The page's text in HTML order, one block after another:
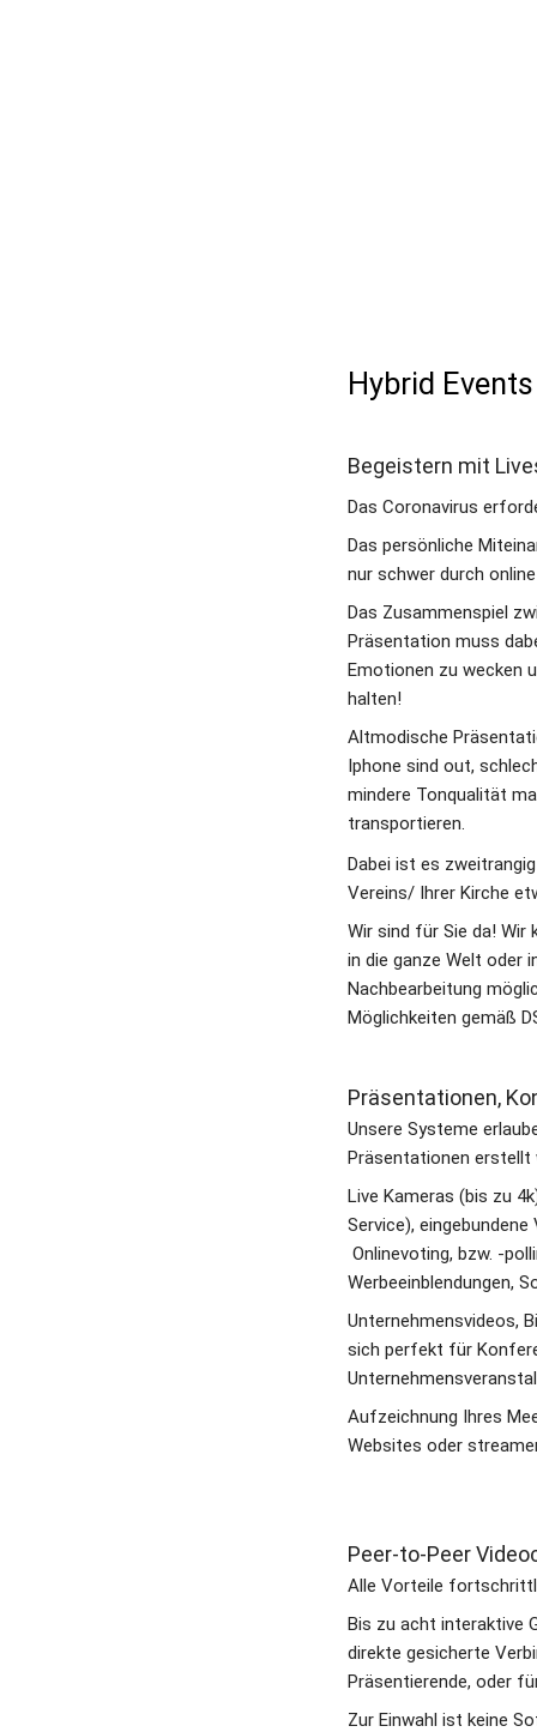
Hybrid Events
Begeistern mit
Das Coronavirus
Das persönliche
nur schwer durch
Das Zusammenspiel
Präsentation muss
Emotionen zu wecken
halten!
Altmodische
Iphone sind out,
mindere Tonqualität
transportieren.
Dabei ist es
Vereins/ Ihrer Kirche
Wir sind für Sie da! Wir
in die ganze Welt oder
Nachbearbeitung
Möglichkeiten gemäß
P​​räsentationen,
Unsere Systeme
Präsentationen erstellt
Live Kameras (bis zu
Service),
Onlinevoting, bzw. -
Werbeeinblendungen,
Unternehmensvideos,
sich perfekt für
Aufzeichnung Ihres
Websites oder
Peer-to-Peer
Alle Vorteile
Bis zu acht interaktive
direkte gesicherte
Präsentierende, oder
Zur Einwahl ist keine